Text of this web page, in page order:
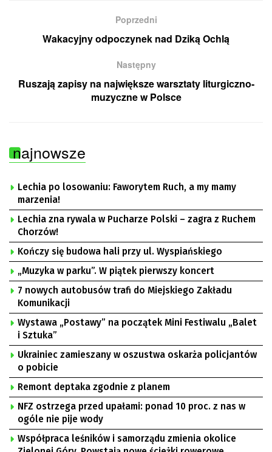
Poprzedni
Wakacyjny odpoczynek nad Dziką Ochlą
Następny
Ruszają zapisy na największe warsztaty liturgiczno-
muzyczne w Polsce
najnowsze
Lechia po losowaniu: Faworytem Ruch, a my mamy
marzenia!
Lechia zna rywala w Pucharze Polski – zagra z Ruchem
Chorzów!
Kończy się budowa hali przy ul. Wyspiańskiego
„Muzyka w parku”. W piątek pierwszy koncert
7 nowych autobusów trafi do Miejskiego Zakładu
Komunikacji
Wystawa „Postawy” na początek Mini Festiwalu „Balet
i Sztuka”
Ukrainiec zamieszany w oszustwa oskarża policjantów
o pobicie
Remont deptaka zgodnie z planem
NFZ ostrzega przed upałami: ponad 10 proc. z nas w
ogóle nie pije wody
Współpraca leśników i samorządu zmienia okolice